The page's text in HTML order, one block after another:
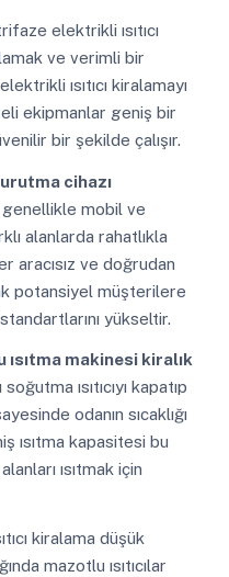
elektrikli ısıtıcı
ve verimli bir
ısıtıcı kiralamayı
ekipmanlar geniş bir
bir şekilde çalışır.
cihazı
genellikle mobil ve
alanlarda rahatlıkla
aracısız ve doğrudan
potansiyel müşterilere
yükseltir.
ısıtma makinesi kiralık
soğutma ısıtıcıyı kapatıp
odanın sıcaklığı
ısıtma kapasitesi bu
ısıtmak için
kiralama düşük
mazotlu ısıtıcılar